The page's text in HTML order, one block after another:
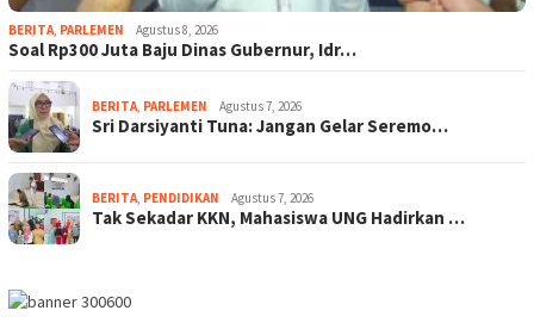
BERITA PARLEMEN Agustus 8, 2026
Soal Rp300 Juta Baju Dinas Gubernur, Idr…
BERITA PARLEMEN Agustus 7, 2026
Sri Darsiyanti Tuna: Jangan Gelar Seremo…
BERITA PENDIDIKAN Agustus 7, 2026
Tak Sekadar KKN, Mahasiswa UNG Hadirkan …